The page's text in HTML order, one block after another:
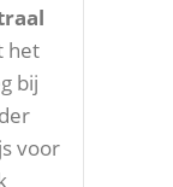
het
bij
voor